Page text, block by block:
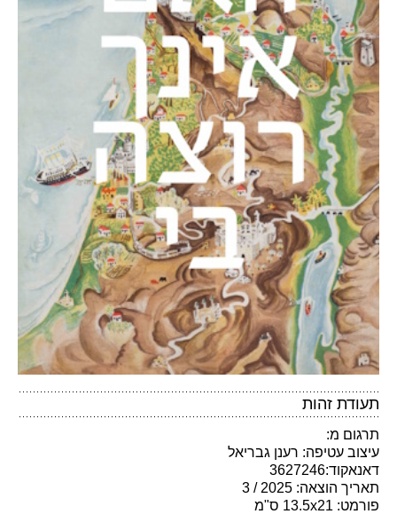
תעודת זהות
תרגום מ:
עיצוב עטיפה: רענן גבריאל
דאנאקוד:3627246
תאריך הוצאה: 2025 / 3
פורמט: 13.5x21 ס"מ